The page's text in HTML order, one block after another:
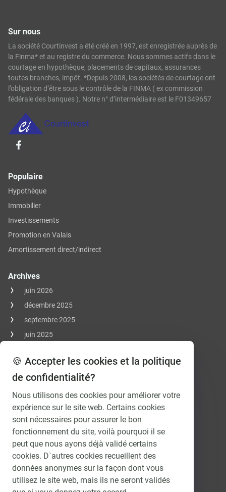
Sur nous
La société Courtinvest a été créé en 1997, est enregistrée auprès de
la Finma* et au registre du commerce. Nous sommes actifs dans le
courtage en hypothèque, placements de capitaux, assurances
toutes branches, impôt. *Depuis 2008, les sociétés de courtage ont
l’obligation d’être sous le contrôle de la FINMA ( ex commission
fédérale des banques ). Notre n° d’intermédiaire est le F01349657
Populaire
Hypothèque
Immobilier
Investissements
Promotion en Valais
Amortissement direct/indirect
Archives
juin 2026
décembre 2025
septembre 2025
juin 2025
mars 2025
janvier 2025
octobre 2023
mai 2023
novembre 2022
avril 2021
février 2021
novembre 2020
octobre 2020
🍪 Accepter les cookies et la politique
de confidentialité?
Nous utilisons des cookies pour améliorer votre
expérience sur le site web. Certains cookies
sont nécessaires pour assurer le bon
fonctionnement du site, voilà pourquoi il se
peut que nous ayons déjà validé certains
cookies. D`autres cookies recueillent des
données anonymes sur la façon dont vous
utilisez le site web, mais ils ne seront validés